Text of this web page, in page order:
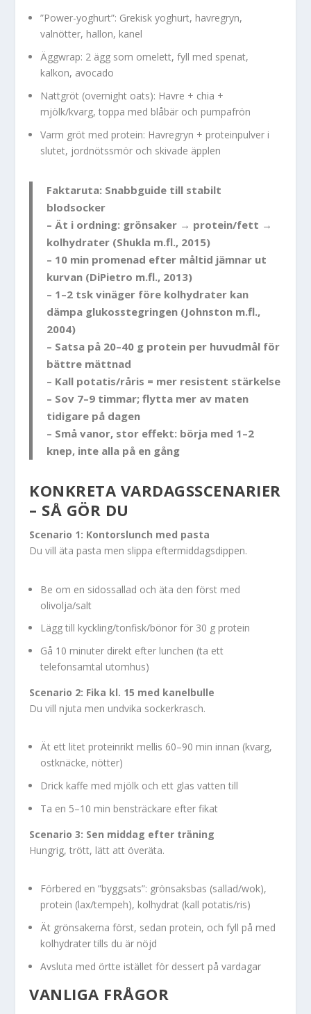
”Power-yoghurt”: Grekisk yoghurt, havregryn,
valnötter, hallon, kanel
Äggwrap: 2 ägg som omelett, fyll med spenat,
kalkon, avocado
Nattgröt (overnight oats): Havre + chia +
mjölk/kvarg, toppa med blåbär och pumpafrön
Varm gröt med protein: Havregryn + proteinpulver i
slutet, jordnötssmör och skivade äpplen
Faktaruta: Snabbguide till stabilt
blodsocker
– Ät i ordning: grönsaker → protein/fett →
kolhydrater (Shukla m.fl., 2015)
– 10 min promenad efter måltid jämnar ut
kurvan (DiPietro m.fl., 2013)
– 1–2 tsk vinäger före kolhydrater kan
dämpa glukosstegringen (Johnston m.fl.,
2004)
– Satsa på 20–40 g protein per huvudmål för
bättre mättnad
– Kall potatis/råris = mer resistent stärkelse
– Sov 7–9 timmar; flytta mer av maten
tidigare på dagen
– Små vanor, stor effekt: börja med 1–2
knep, inte alla på en gång
KONKRETA VARDAGSSCENARIER
– SÅ GÖR DU
Scenario 1: Kontorslunch med pasta
Du vill äta pasta men slippa eftermiddagsdippen.
Be om en sidossallad och äta den först med
olivolja/salt
Lägg till kyckling/tonfisk/bönor för 30 g protein
Gå 10 minuter direkt efter lunchen (ta ett
telefonsamtal utomhus)
Scenario 2: Fika kl. 15 med kanelbulle
Du vill njuta men undvika sockerkrasch.
Ät ett litet proteinrikt mellis 60–90 min innan (kvarg,
ostknäcke, nötter)
Drick kaffe med mjölk och ett glas vatten till
Ta en 5–10 min bensträckare efter fikat
Scenario 3: Sen middag efter träning
Hungrig, trött, lätt att överäta.
Förbered en ”byggsats”: grönsaksbas (sallad/wok),
protein (lax/tempeh), kolhydrat (kall potatis/ris)
Ät grönsakerna först, sedan protein, och fyll på med
kolhydrater tills du är nöjd
Avsluta med örtte istället för dessert på vardagar
VANLIGA FRÅGOR